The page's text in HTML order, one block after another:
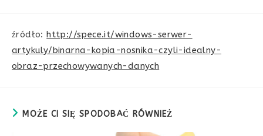
źródło:http://spece.it/windows-serwer-
artykuly/binarna-kopia-nosnika-czyli-idealny-
obraz-przechowywanych-danych
MOŻE CI SIĘ SPODOBAĆ RÓWNIEŻ